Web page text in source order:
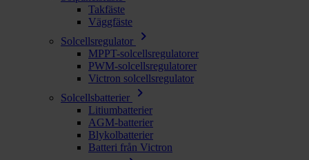
Takfäste
Väggfäste
Solcellsregulator
chevron_right
MPPT-solcellsregulatorer
PWM-solcellsregulatorer
Victron solcellsregulator
Solcellsbatterier
chevron_right
Litiumbatterier
AGM-batterier
Blykolbatterier
Batteri från Victron